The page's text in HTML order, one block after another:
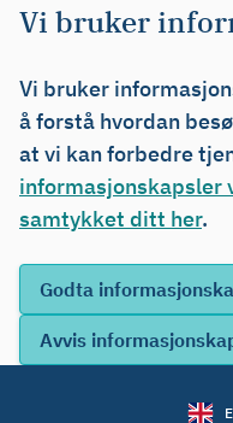
Vi bruker
Vi bruker
å forstå hvordan
at vi kan forbedre
informasjonskapsler
samtykket ditt her.